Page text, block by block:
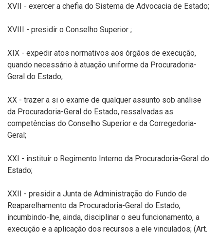
XVII - exercer a chefia do Sistema de Advocacia de Estado;
XVIII - presidir o Conselho Superior ;
XIX - expedir atos normativos aos órgãos de execução,
quando necessário à atuação uniforme da Procuradoria-
Geral do Estado;
XX - trazer a si o exame de qualquer assunto sob análise
da Procuradoria-Geral do Estado, ressalvadas as
competências do Conselho Superior e da Corregedoria-
Geral;
XXI - instituir o Regimento Interno da Procuradoria-Geral do
Estado;
XXII - presidir a Junta de Administração do Fundo de
Reaparelhamento da Procuradoria-Geral do Estado,
incumbindo-lhe, ainda, disciplinar o seu funcionamento, a
execução e a aplicação dos recursos a ele vinculados; (Art.